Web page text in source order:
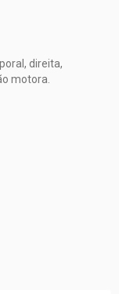
direita,
motora.